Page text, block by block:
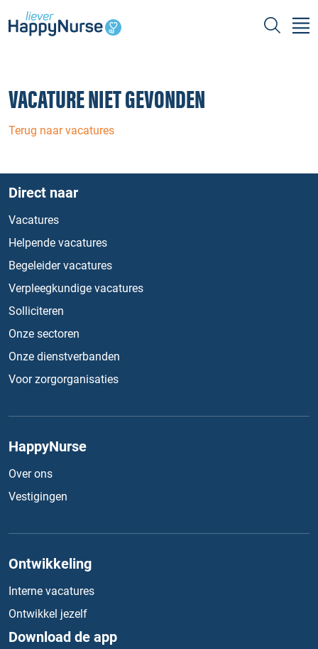
VACATURE NIET GEVONDEN
Terug naar vacatures
Direct naar
Vacatures
Helpende vacatures
Begeleider vacatures
Verpleegkundige vacatures
Solliciteren
Onze sectoren
Onze dienstverbanden
Voor zorgorganisaties
HappyNurse
Over ons
Vestigingen
Ontwikkeling
Interne vacatures
Ontwikkel jezelf
Download de app